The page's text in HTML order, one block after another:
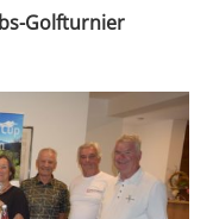
Golfturnier